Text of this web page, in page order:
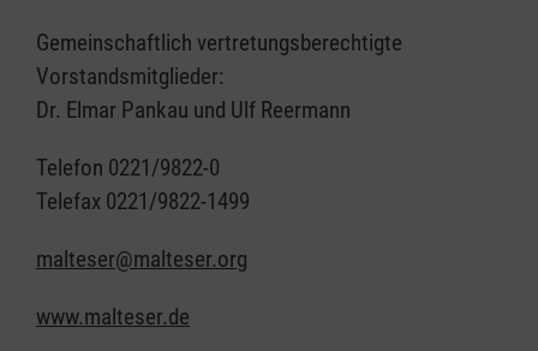
Gemeinschaftlich vertretungsberechtigte
Vorstandsmitglieder:
Dr. Elmar Pankau und Ulf Reermann
Telefon 0221/9822-0
Telefax 0221/9822-1499
malteser@malteser.org
www.malteser.de